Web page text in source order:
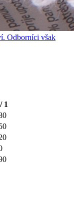
Odborníci však
1